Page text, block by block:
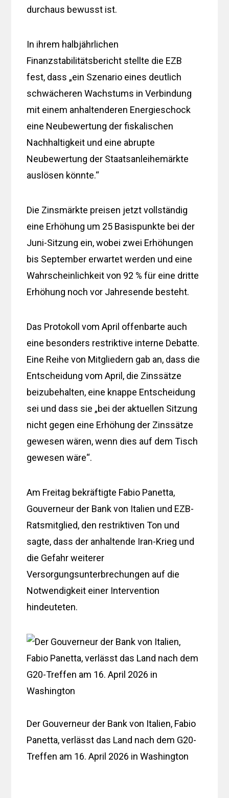
durchaus bewusst ist.
In ihrem halbjährlichen
Finanzstabilitätsbericht stellte die EZB
fest, dass „ein Szenario eines deutlich
schwächeren Wachstums in Verbindung
mit einem anhaltenderen Energieschock
eine Neubewertung der fiskalischen
Nachhaltigkeit und eine abrupte
Neubewertung der Staatsanleihemärkte
auslösen könnte.“
Die Zinsmärkte preisen jetzt vollständig
eine Erhöhung um 25 Basispunkte bei der
Juni-Sitzung ein, wobei zwei Erhöhungen
bis September erwartet werden und eine
Wahrscheinlichkeit von 92 % für eine dritte
Erhöhung noch vor Jahresende besteht.
Das Protokoll vom April offenbarte auch
eine besonders restriktive interne Debatte.
Eine Reihe von Mitgliedern gab an, dass die
Entscheidung vom April, die Zinssätze
beizubehalten, eine knappe Entscheidung
sei und dass sie „bei der aktuellen Sitzung
nicht gegen eine Erhöhung der Zinssätze
gewesen wären, wenn dies auf dem Tisch
gewesen wäre“.
Am Freitag bekräftigte Fabio Panetta,
Gouverneur der Bank von Italien und EZB-
Ratsmitglied, den restriktiven Ton und
sagte, dass der anhaltende Iran-Krieg und
die Gefahr weiterer
Versorgungsunterbrechungen auf die
Notwendigkeit einer Intervention
hindeuteten.
Der Gouverneur der Bank von Italien, Fabio
Panetta, verlässt das Land nach dem G20-
Treffen am 16. April 2026 in Washington